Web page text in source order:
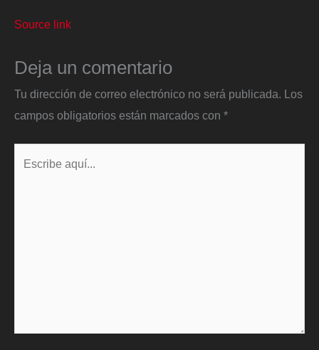
Source link
Deja un comentario
Tu dirección de correo electrónico no será publicada.
Los
campos obligatorios están marcados con *